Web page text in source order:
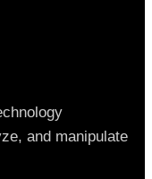
and manipulate